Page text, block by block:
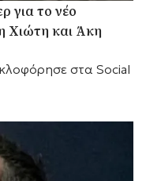
για το νέο
Χιώτη και Άκη
στα Social